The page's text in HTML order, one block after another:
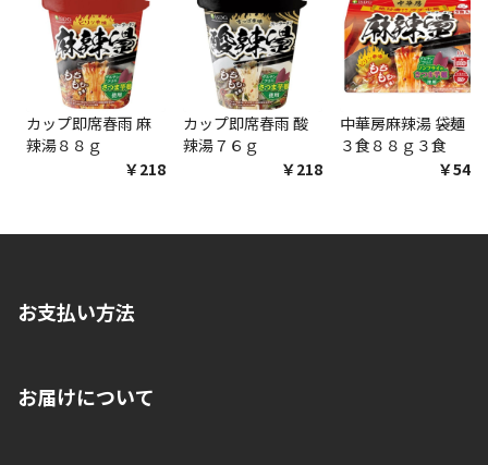
カップ即席春雨 麻
辣湯８８ｇ
￥218
カップ即席春雨 酸
辣湯７６ｇ
￥218
中華房麻辣湯 袋麺
３食８８ｇ３食
￥548
お支払い方法
いいただくことはできません。ご了承ください。
お届けについて